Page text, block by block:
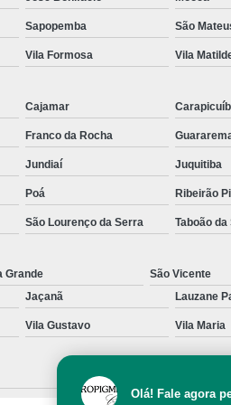
Preenchimento Capilar com
Preenchimento Capilar
Preenchimento Capilar
Preenchimento Capilar nas
Diminuir Testa
Tratamento de
Tratamento para Calvície com
Tratamento para
Tratamento para Calvície
Sapopemba São
Vila Formosa Vila
Cajamar
Franco da Rocha
Jundiaí Juquitiba
Poá Ribeirão
São Lourenço da Serra Taboão da
Grande
São Vicente
Jaçanã Lauzane
Vila Gustavo Vila Maria
Olá! Fale agora